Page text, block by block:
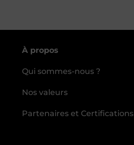
À propos
Qui sommes-nous ?
Nos valeurs
Partenaires et Certifications